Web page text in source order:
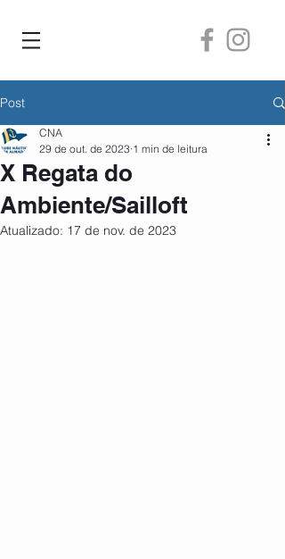
Post
X Regata do
Ambiente/Sailloft
CNA
29 de out. de 2023 1 min de leitura
Atualizado: 17 de nov. de 2023